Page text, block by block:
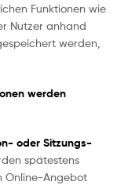
Funktionen wie
Nutzer anhand
werden,
werden
oder Sitzungs-
spätestens
Online-Angebot